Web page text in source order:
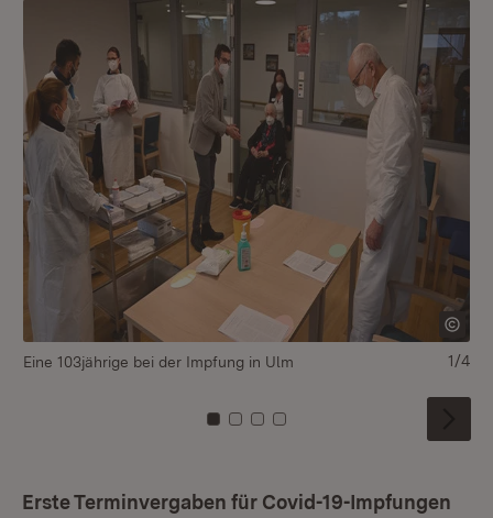
Eine 103jährige bei der Impfung in Ulm
Zu Kachel: 0
Zu Kachel: 1
Zu Kachel: 2
Zu Kachel: 3
1/4
Erste Terminvergaben für Covid-19-Impfungen